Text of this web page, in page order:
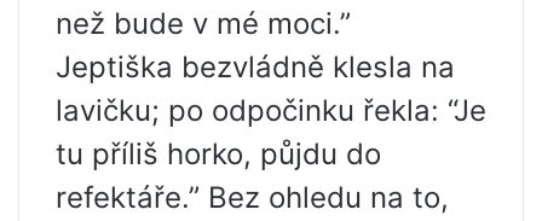
než bude v mé moci.”
Jeptiška bezvládně klesla na
lavičku; po odpočinku řekla: “Je
tu příliš horko, půjdu do
refektáře.” Bez ohledu na to,